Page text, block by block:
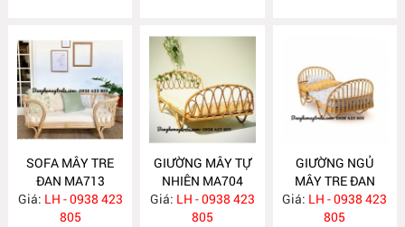
SOFA MÂY TRE
ĐAN MA713
Giá: LH - 0938 423
805
GIƯỜNG MÂY TỰ
NHIÊN MA704
Giá: LH - 0938 423
805
GIƯỜNG NGỦ
MÂY TRE ĐAN
MA703
Giá: LH - 0938 423
805